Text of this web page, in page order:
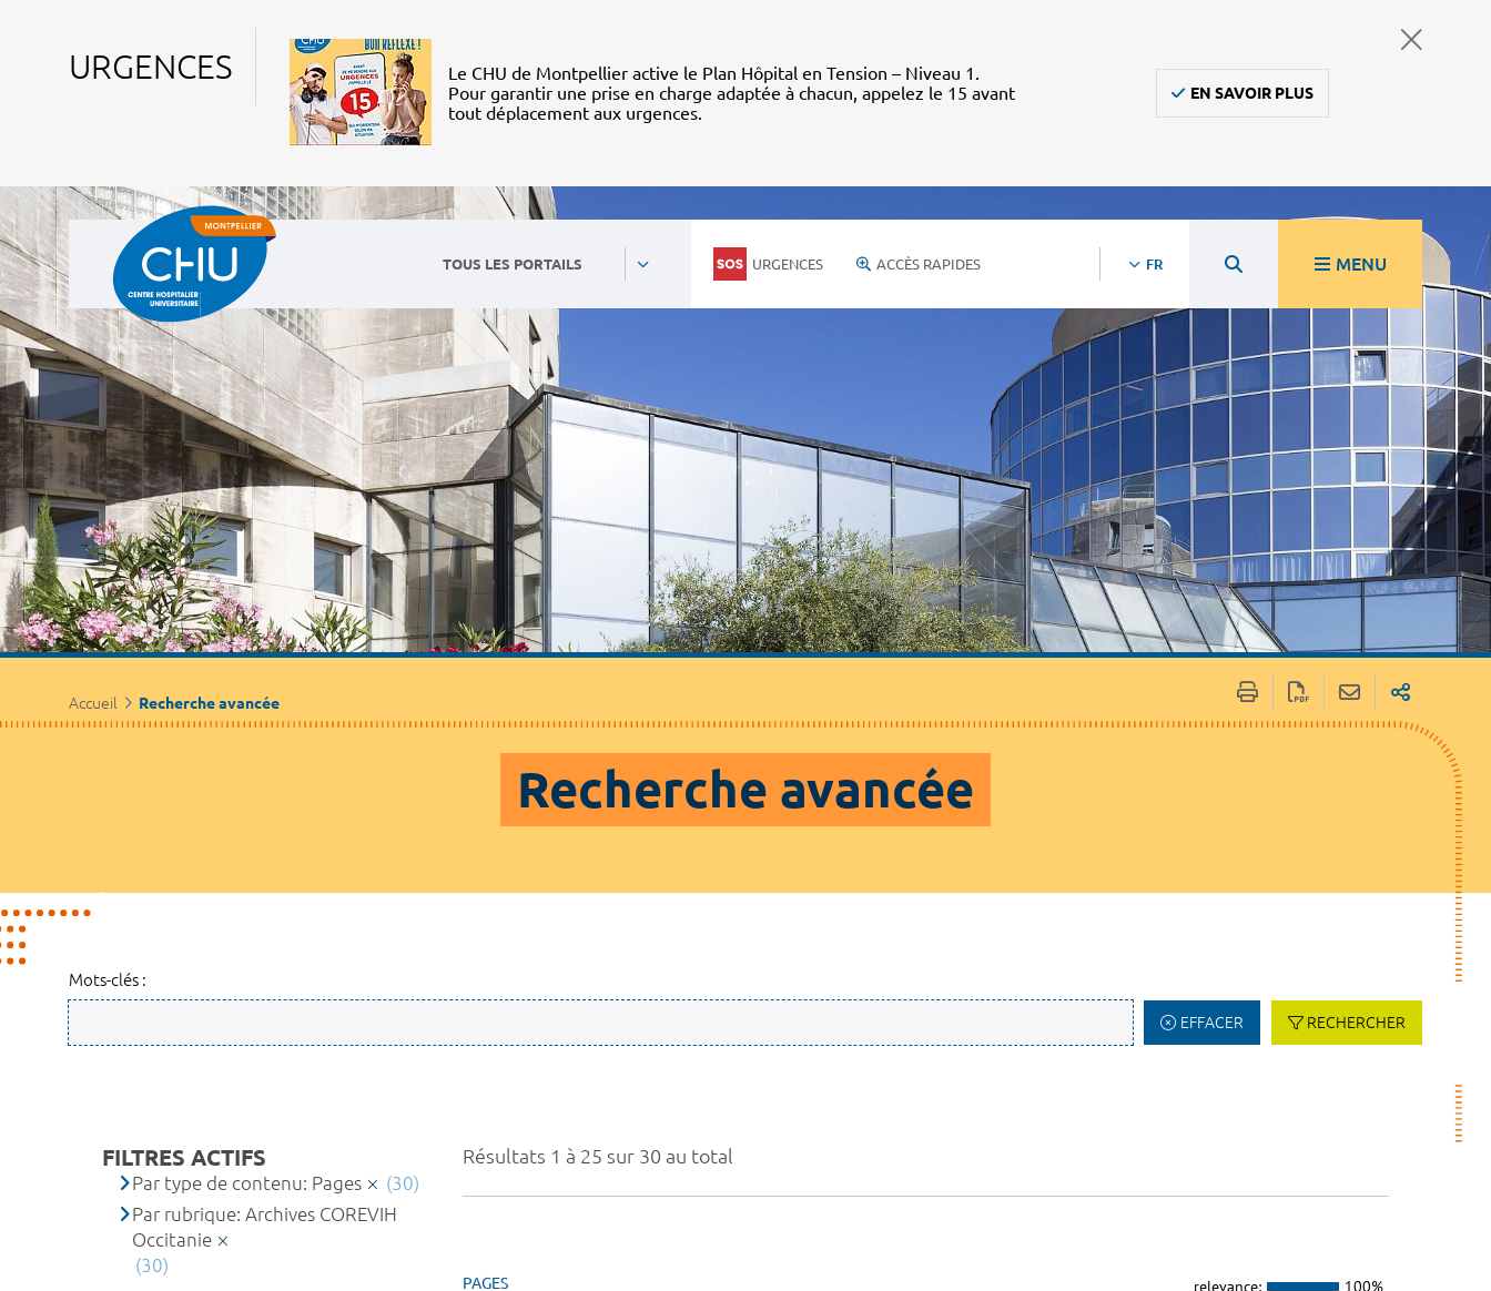
URGENCES
Le CHU de Montpellier active le Plan Hôpital en Tension – Niveau 1.
Pour garantir une prise en charge adaptée à chacun, appelez le 15 avant
tout déplacement aux urgences.
EN SAVOIR PLUS
TOUS LES PORTAILS URGENCES ACCÈS RAPIDES FR MENU
Accueil Recherche avancée
Recherche avancée
Mots-clés :
EFFACER RECHERCHER
Résultats 1 à 25 sur 30 au total
PAGES relevance: 100%
FILTRES ACTIFS
Par type de contenu: Pages
(30)
Par rubrique: Archives COREVIH
Occitanie
(30)